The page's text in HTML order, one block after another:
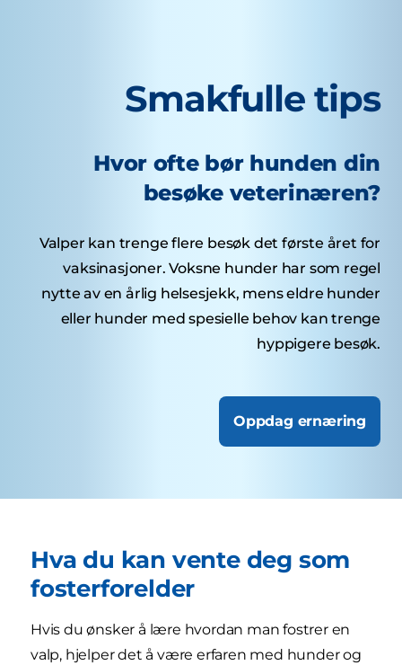
Smakfulle tips
Hvor ofte bør hunden din
besøke veterinæren?
Valper kan trenge flere besøk det første året for
vaksinasjoner. Voksne hunder har som regel
nytte av en årlig helsesjekk, mens eldre hunder
eller hunder med spesielle behov kan trenge
hyppigere besøk.
Oppdag ernæring
Hva du kan vente deg som
fosterforelder
Hvis du ønsker å lære hvordan man fostrer en
valp, hjelper det å være erfaren med hunder og